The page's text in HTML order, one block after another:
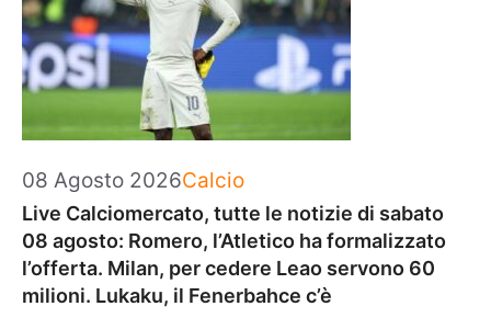
08 Agosto 2026Categorie
Calcio
Live Calciomercato, tutte le notizie di sabato
08 agosto: Romero, l’Atletico ha formalizzato
l’offerta. Milan, per cedere Leao servono 60
milioni. Lukaku, il Fenerbahce c’è